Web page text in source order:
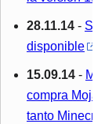
28.11.14 -
disponible
15.09.14 -
compra
tanto